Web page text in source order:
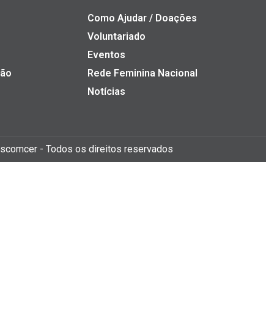
Como Ajudar / Doações
Voluntariado
Eventos
Rede Feminina Nacional
Notícias
- Todos os direitos reservados